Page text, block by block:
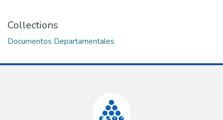
Collections
Documentos Departamentales